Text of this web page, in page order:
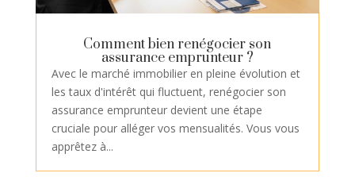
Comment bien renégocier son
assurance emprunteur ?
Avec le marché immobilier en pleine évolution et
les taux d'intérêt qui fluctuent, renégocier son
assurance emprunteur devient une étape
cruciale pour alléger vos mensualités. Vous vous
apprêtez à...